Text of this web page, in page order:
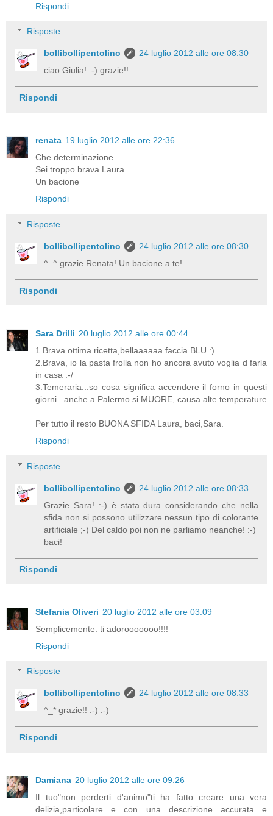
Rispondi
Risposte
bollibollipentolino
24 luglio 2012 alle ore 08:30
ciao Giulia! :-) grazie!!
Rispondi
renata 19 luglio 2012 alle ore 22:36
Che determinazione
Sei troppo brava Laura
Un bacione
Rispondi
Risposte
bollibollipentolino
24 luglio 2012 alle ore 08:30
^_^ grazie Renata! Un bacione a te!
Rispondi
Sara Drilli 20 luglio 2012 alle ore 00:44
1.Brava ottima ricetta,bellaaaaaa faccia BLU :)
2.Brava, io la pasta frolla non ho ancora avuto voglia d farla
in casa :-/
3.Temeraria...so cosa significa accendere il forno in questi
giorni...anche a Palermo si MUORE, causa alte temperature
Per tutto il resto BUONA SFIDA Laura, baci,Sara.
Rispondi
Risposte
bollibollipentolino
24 luglio 2012 alle ore 08:33
Grazie Sara! :-) è stata dura considerando che nella
sfida non si possono utilizzare nessun tipo di colorante
artificiale ;-) Del caldo poi non ne parliamo neanche! :-)
baci!
Rispondi
Stefania Oliveri 20 luglio 2012 alle ore 03:09
Semplicemente: ti adorooooooo!!!!
Rispondi
Risposte
bollibollipentolino
24 luglio 2012 alle ore 08:33
^_* grazie!! :-) :-)
Rispondi
Damiana 20 luglio 2012 alle ore 09:26
Il tuo"non perderti d'animo"ti ha fatto creare una vera
delizia,particolare e con una descrizione accurata e